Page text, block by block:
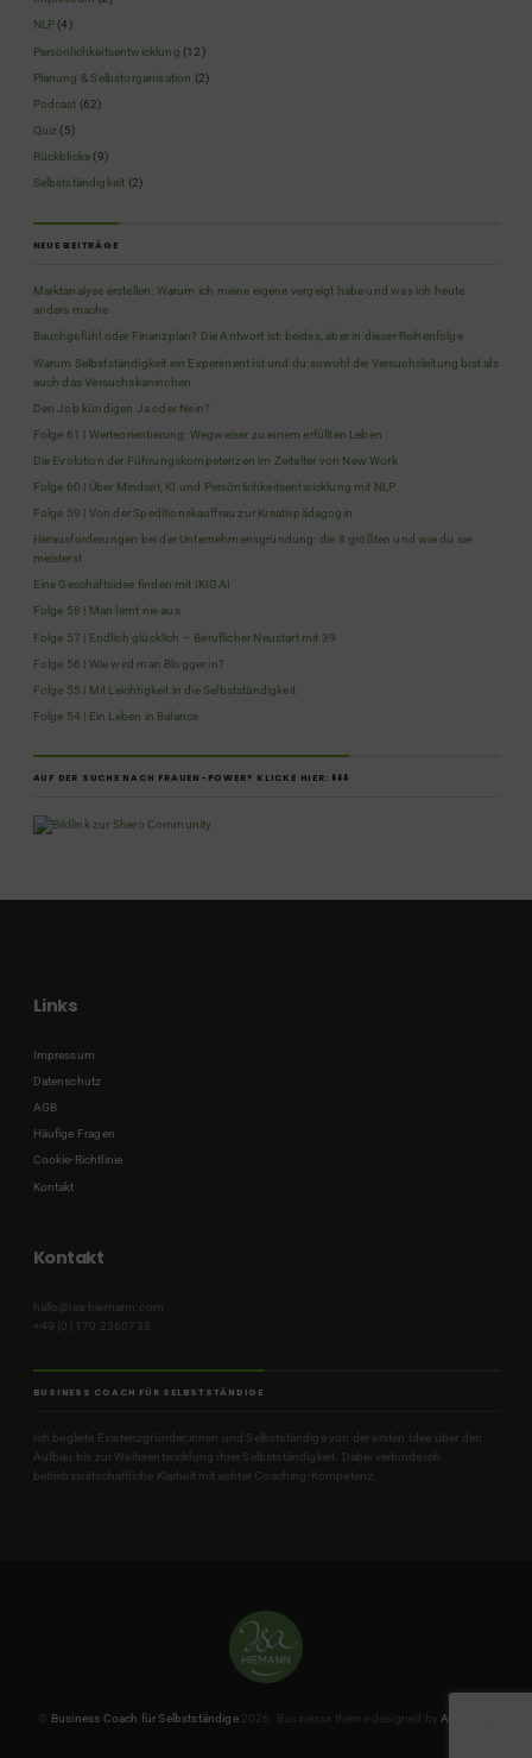
NLP (4)
Persönlichkeitsentwicklung (12)
Planung & Selbstorganisation (2)
Podcast (62)
Quiz (5)
Rückblicke (9)
Selbstständigkeit (2)
NEUE BEITRÄGE
Marktanalyse erstellen: Warum ich meine eigene vergeigt habe und was ich heute
anders mache
Bauchgefühl oder Finanzplan? Die Antwort ist: beides, aber in dieser Reihenfolge
Warum Selbstständigkeit ein Experiment ist und du sowohl die Versuchsleitung bist als
auch das Versuchskaninchen
Den Job kündigen Ja oder Nein?
Folge 61 | Werteorientierung: Wegweiser zu einem erfüllten Leben
Die Evolution der Führungskompetenzen im Zeitalter von New Work
Folge 60 | Über Mindset, KI und Persönlichkeitsentwicklung mit NLP
Folge 59 | Von der Speditionskauffrau zur Kreativpädagogin
Herausforderungen bei der Unternehmensgründung: die 8 größten und wie du sie
meisterst
Eine Geschäftsidee finden mit IKIGAI
Folge 58 | Man lernt nie aus
Folge 57 | Endlich glücklich – Beruflicher Neustart mit 39
Folge 56 | Wie wird man Blogger:in?
Folge 55 | Mit Leichtigkeit in die Selbstständigkeit
Folge 54 | Ein Leben in Balance
AUF DER SUCHE NACH FRAUEN-POWER? KLICKE HIER: ⬇️⬇️⬇️
Links
Impressum
Datenschutz
AGB
Häufige Fragen
Cookie-Richtlinie
Kontakt
Kontakt
hallo@isa-hiemann.com
+49 (0) 170 2360733
BUSINESS COACH FÜR SELBSTSTÄNDIGE
Ich begleite Existenzgründer:innen und Selbstständige von der ersten Idee über den
Aufbau bis zur Weiterentwicklung ihrer Selbstständigkeit. Dabei verbinde ich
betriebswirtschaftliche Klarheit mit echter Coaching-Kompetenz.
Business Coach für Selbstständige2026. Businessx theme designed byAcosmin .